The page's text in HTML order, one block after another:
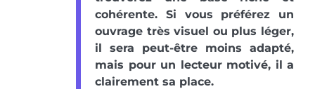
cohérente. Si vous préférez un
ouvrage très visuel ou plus léger,
il sera peut-être moins adapté,
mais pour un lecteur motivé, il a
clairement sa place.